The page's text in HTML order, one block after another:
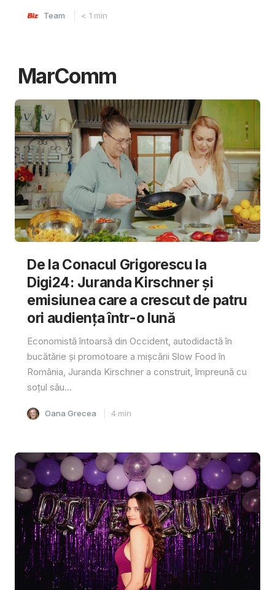
Team < 1 min
MarComm
De la Conacul Grigorescu la
Digi24: Juranda Kirschner și
emisiunea care a crescut de patru
ori audiența într-o lună
Economistă întoarsă din Occident, autodidactă în
bucătărie și promotoare a mișcării Slow Food în
România, Juranda Kirschner a construit, împreună cu
soțul său...
Oana Grecea 4 min